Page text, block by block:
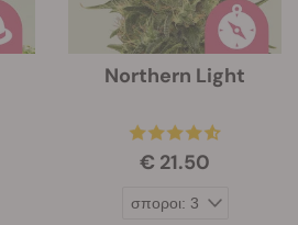
Northern Light
€ 21.50